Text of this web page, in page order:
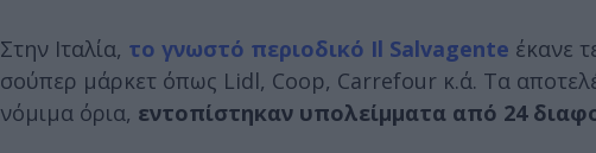
Στην Ιταλία, το γνωστό περιοδικό Il Salvagente έκανε
σούπερ μάρκετ όπως Lidl, Coop, Carrefour κ.ά. Τα
νόμιμα όρια, εντοπίστηκαν υπολείμματα από 24